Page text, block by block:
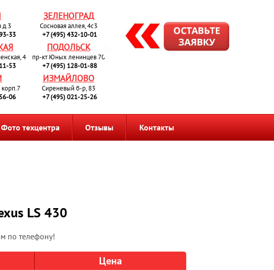
д.3
33
ЗЕЛЕНОГРАД
Сосновая аллея, 4с3
+7 (495) 432-10-01
4
53
ПОДОЛЬСК
пр-кт Юных ленинцев 70
+7 (495) 128-01-88
06
ИЗМАЙЛОВО
Сиреневый б-р, 83
+7 (495) 021-25-26
Фото техцентра Отзывы Контакты
LS 430
по телефону!
Цена